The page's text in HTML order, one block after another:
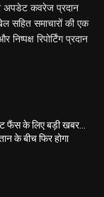
अपडेट कवरेज प्रदान
सहित समाचारों की एक
रिपोर्टिंग प्रदान
फैंस के लिए बड़ी खबर…
के बीच फिर होगा